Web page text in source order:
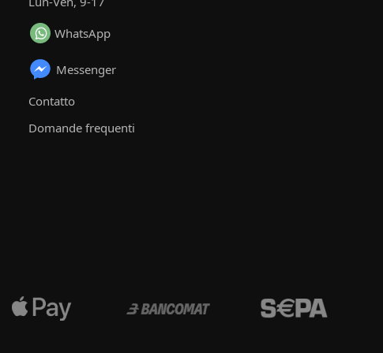
WhatsApp
Messenger
Contatto
Domande frequenti